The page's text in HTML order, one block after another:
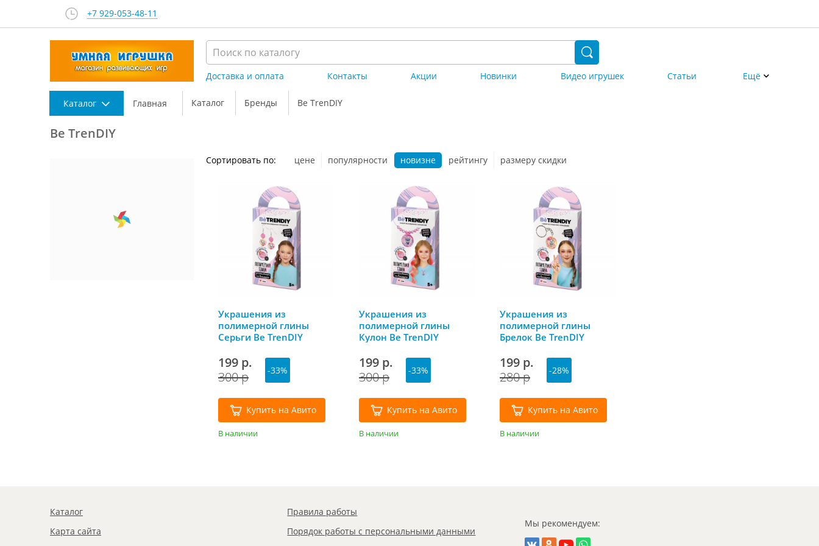
+7 929-053-48-11
Доставка и оплата Контакты Акции Новинки Видео игрушек Статьи Ещё
Каталог Главная Каталог Бренды Be TrenDIY
Be TrenDIY
Сортировать по: цене популярности новизне рейтингу размеру скидки
Украшения из
полимерной глины
Серьги Be TrenDIY
199 р.
300 р
-33%
Купить на Авито
В наличии
Украшения из
полимерной глины
Кулон Be TrenDIY
199 р.
300 р
-33%
Купить на Авито
В наличии
Украшения из
полимерной глины
Брелок Be TrenDIY
199 р.
280 р
-28%
Купить на Авито
В наличии
Каталог
Карта сайта
Правила работы
Порядок работы с персональными данными
Мы рекомендуем: